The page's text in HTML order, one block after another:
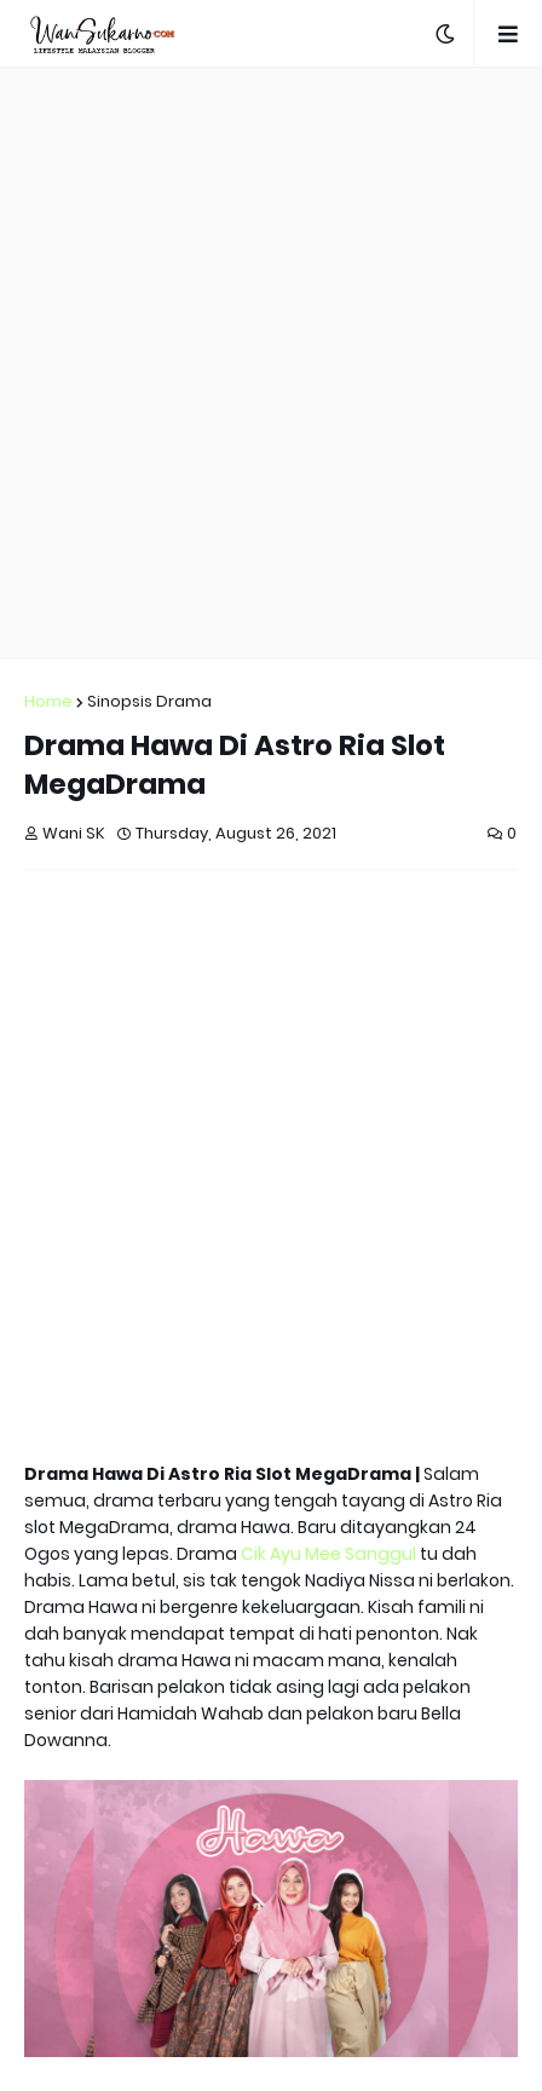
Home Sinopsis Drama
Drama Hawa Di Astro Ria Slot
MegaDrama
Wani SK Thursday, August 26, 2021 0
Drama Hawa Di Astro Ria Slot MegaDrama |Salam
semua, drama terbaru yang tengah tayang di Astro Ria
slot MegaDrama, drama Hawa. Baru ditayangkan 24
Ogos yang lepas. Drama Cik Ayu Mee Sanggul tu dah
habis. Lama betul, sis tak tengok Nadiya Nissa ni berlakon.
Drama Hawa ni bergenre kekeluargaan. Kisah famili ni
dah banyak mendapat tempat di hati penonton. Nak
tahu kisah drama Hawa ni macam mana, kenalah
tonton. Barisan pelakon tidak asing lagi ada pelakon
senior dari Hamidah Wahab dan pelakon baru Bella
Dowanna.